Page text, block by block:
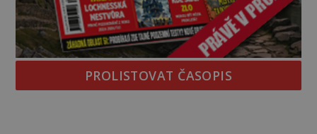
PROLISTOVAT ČASOPIS